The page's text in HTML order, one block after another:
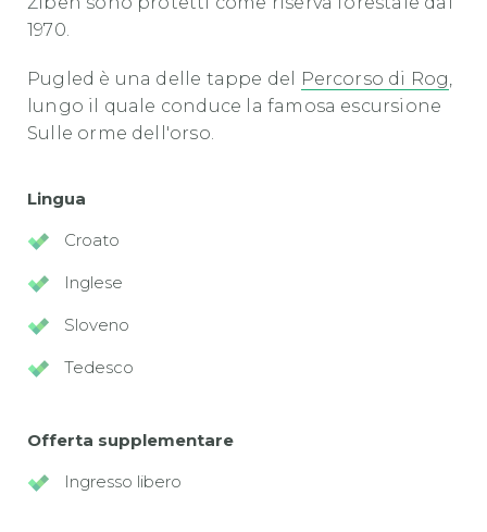
1970.
Pugled è una delle tappe del Percorso di Rog
lungo il quale conduce la famosa escursione
Sulle orme dell'orso.
Lingua
Croato
Inglese
Sloveno
Tedesco
Offerta supplementare
Ingresso libero